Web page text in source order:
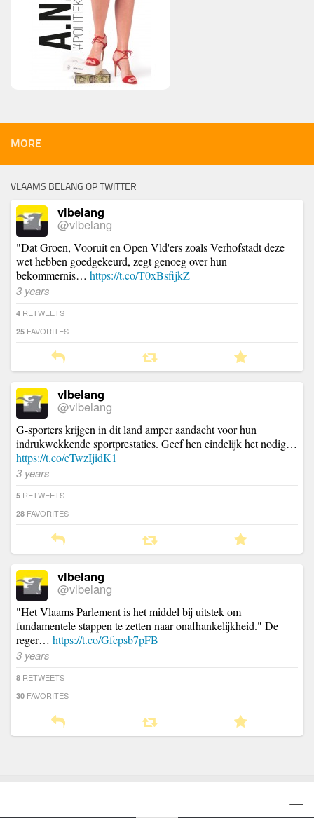
MORE
VLAAMS BELANG OP TWITTER
vlbelang
@vlbelang
"Dat Groen, Vooruit en Open Vld'ers zoals Verhofstadt deze
wet hebben goedgekeurd, zegt genoeg over hun
bekommernis… https://t.co/T0xBsfijkZ
3 years
4 RETWEETS
25 FAVORITES
vlbelang
@vlbelang
G-sporters krijgen in dit land amper aandacht voor hun
indrukwekkende sportprestaties. Geef hen eindelijk het nodig…
https://t.co/eTwzIjidK1
3 years
5 RETWEETS
28 FAVORITES
vlbelang
@vlbelang
"Het Vlaams Parlement is het middel bij uitstek om
fundamentele stappen te zetten naar onafhankelijkheid." De
reger… https://t.co/Gfcpsb7pFB
3 years
8 RETWEETS
30 FAVORITES